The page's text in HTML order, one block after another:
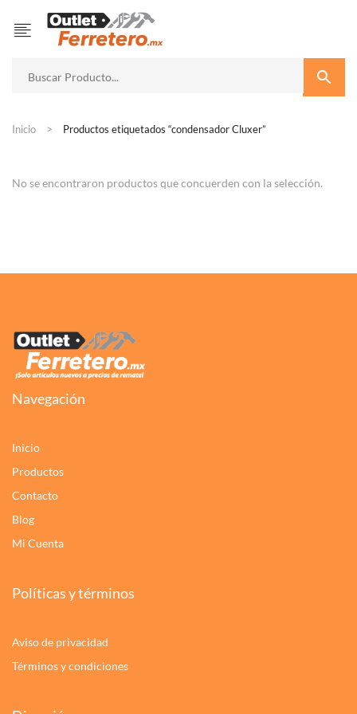
Inicio Productos etiquetados “condensador Cluxer”
No se encontraron productos que concuerden con la selección.
Navegación
Inicio
Productos
Contacto
Blog
Mi Cuenta
Políticas y términos
Aviso de privacidad
Términos y condiciones